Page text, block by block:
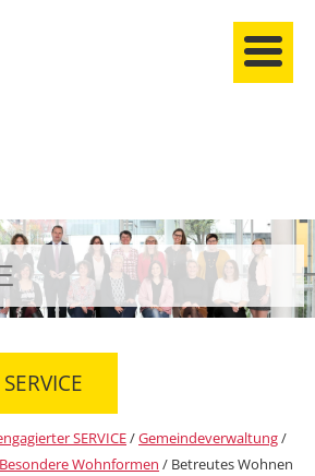
anmelden
SERVICE/Gemeindeverwaltung/
Besondere Wohnformen / Betreutes Wohnen